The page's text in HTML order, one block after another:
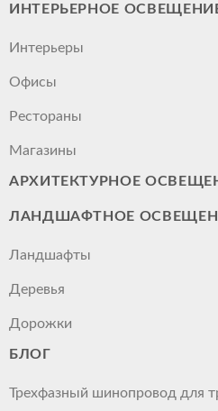
ИНТЕРЬЕРНОЕ
Интерьеры
Офисы
Рестораны
Магазины
АРХИТЕКТУРНОЕ
ЛАНДШАФТНОЕ
Ландшафты
Деревья
Дорожки
БЛОГ
Трехфазный шинопровод для